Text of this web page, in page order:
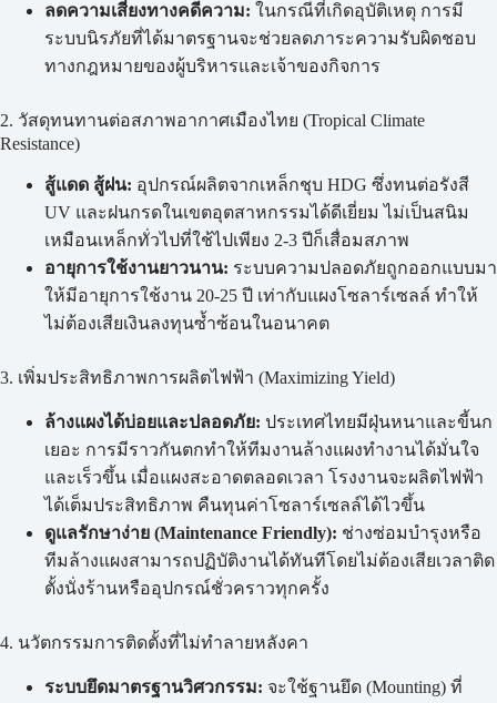
ลดความเสี่ยงทางคดีความ: ในกรณีที่เกิดอุบัติเหตุ การมี
ระบบนิรภัยที่ได้มาตรฐานจะช่วยลดภาระความรับผิดชอบ
ทางกฎหมายของผู้บริหารและเจ้าของกิจการ
2. วัสดุทนทานต่อสภาพอากาศเมืองไทย (Tropical Climate
Resistance)
สู้แดด สู้ฝน: อุปกรณ์ผลิตจากเหล็กชุบ HDG ซึ่งทนต่อรังสี
UV และฝนกรดในเขตอุตสาหกรรมได้ดีเยี่ยม ไม่เป็นสนิม
เหมือนเหล็กทั่วไปที่ใช้ไปเพียง 2-3 ปีก็เสื่อมสภาพ
อายุการใช้งานยาวนาน: ระบบความปลอดภัยถูกออกแบบมา
ให้มีอายุการใช้งาน 20-25 ปี เท่ากับแผงโซลาร์เซลล์ ทำให้
ไม่ต้องเสียเงินลงทุนซ้ำซ้อนในอนาคต
3. เพิ่มประสิทธิภาพการผลิตไฟฟ้า (Maximizing Yield)
ล้างแผงได้บ่อยและปลอดภัย: ประเทศไทยมีฝุ่นหนาและขี้นก
เยอะ การมีราวกันตกทำให้ทีมงานล้างแผงทำงานได้มั่นใจ
และเร็วขึ้น เมื่อแผงสะอาดตลอดเวลา โรงงานจะผลิตไฟฟ้า
ได้เต็มประสิทธิภาพ คืนทุนค่าโซลาร์เซลล์ได้ไวขึ้น
ดูแลรักษาง่าย (Maintenance Friendly): ช่างซ่อมบำรุงหรือ
ทีมล้างแผงสามารถปฏิบัติงานได้ทันทีโดยไม่ต้องเสียเวลาติด
ตั้งนั่งร้านหรืออุปกรณ์ชั่วคราวทุกครั้ง
4. นวัตกรรมการติดตั้งที่ไม่ทำลายหลังคา
ระบบยึดมาตรฐานวิศวกรรม: จะใช้ฐานยึด (Mounting) ที่